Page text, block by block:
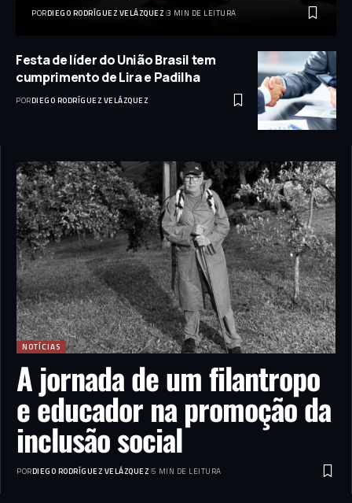
PORDIEGO RODRÍGUEZ VELÁZQUEZ 3 MIN DE LEITURA
Festa de líder do União Brasil tem
cumprimento de Lira e Padilha
PORDIEGO RODRÍGUEZ VELÁZQUEZ
NOTÍCIAS
A jornada de um filantropo
e educador na promoção da
inclusão social
PORDIEGO RODRÍGUEZ VELÁZQUEZ 5 MIN DE LEITURA